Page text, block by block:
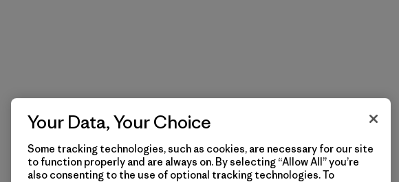
Your Data, Your Choice
Some tracking technologies, such as cookies, are necessary for our site
to function properly and are always on. By selecting “Allow All” you’re
also consenting to the use of optional tracking technologies. To